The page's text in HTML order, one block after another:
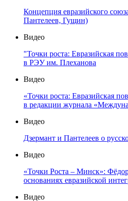
Концепция евразийского
Пантелеев, Гущин)
Видео
"Точки роста: Евразийская
в РЭУ им. Плеханова
Видео
«Точки роста: Евразийская
в редакции журнала
Видео
Дзермант и Пантелеев о
Видео
«Точки Роста – Минск»:
основаниях евразийской
Видео